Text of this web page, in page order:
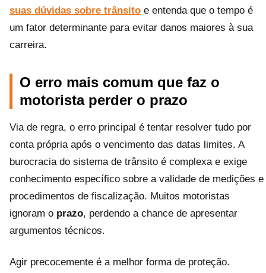
suas dúvidas sobre trânsito e entenda que o tempo é
um fator determinante para evitar danos maiores à sua
carreira.
O erro mais comum que faz o
motorista perder o prazo
Via de regra, o erro principal é tentar resolver tudo por
conta própria após o vencimento das datas limites. A
burocracia do sistema de trânsito é complexa e exige
conhecimento específico sobre a validade de medições e
procedimentos de fiscalização. Muitos motoristas
ignoram o prazo, perdendo a chance de apresentar
argumentos técnicos.
Agir precocemente é a melhor forma de proteção.